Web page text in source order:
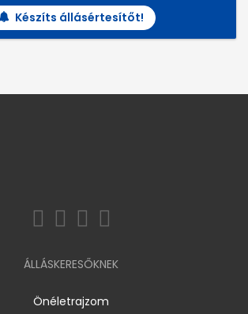
Készíts állásértesítőt!
ÁLLÁSKERESŐKNEK
Önéletrajzom